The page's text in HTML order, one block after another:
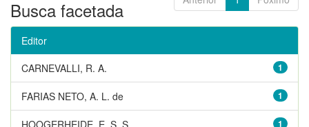
Busca facetada
Editor
1
CARNEVALLI, R. A.
1
FARIAS NETO, A. L. de
1
HOOGERHEIDE, E. S. S.